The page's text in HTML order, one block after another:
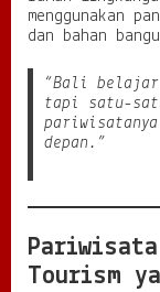
menggunakan
dan bahan
“Bali belajar
tapi satu-
depan.”
Tourism